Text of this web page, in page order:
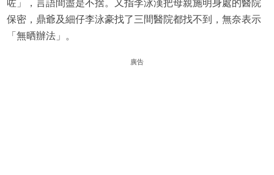
咗」，言語間盡是不捨。又指李泳漢把母親施明身處的醫院
保密，鼎爺及細仔李泳豪找了三間醫院都找不到，無奈表示
「無晒辦法」。
廣告